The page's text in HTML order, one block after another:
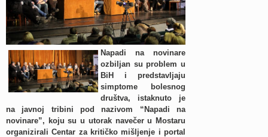
Napadi na novinare
ozbiljan su problem u
BiH i predstavljaju
simptome bolesnog
društva, istaknuto je
na javnoj tribini pod nazivom “Napadi na
novinare”, koju su u utorak navečer u Mostaru
organizirali Centar za kritičko mišljenje i portal